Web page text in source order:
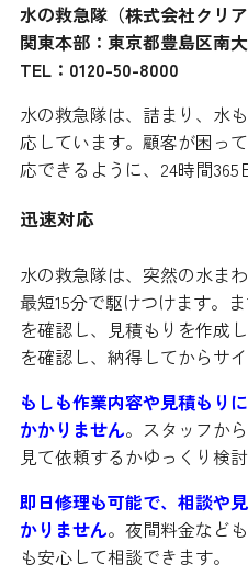
水の救急隊（株式会社クリア
関東本部：東京都豊島区南
TEL：0120-50-8000
水の救急隊は、詰まり、水
応しています。顧客が困っ
応できるように、24時間365
迅速対応
水の救急隊は、突然の水ま
最短15分で駆けつけます。
を確認し、見積もりを作成
を確認し、納得してからサイ
もしも作業内容や見積もり
かかりません。スタッフか
見て依頼するかゆっくり検討
即日修理も可能で、相談や
かりません。夜間料金など
も安心して相談できます。